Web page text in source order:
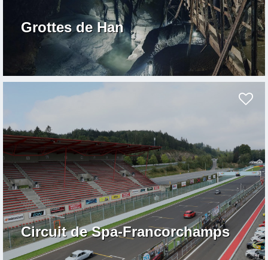
Grottes de Han
Circuit de Spa-Francorchamps